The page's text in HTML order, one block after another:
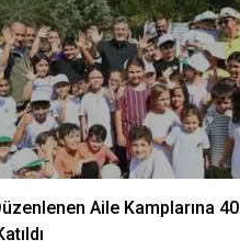
Aile Kamplarına 40